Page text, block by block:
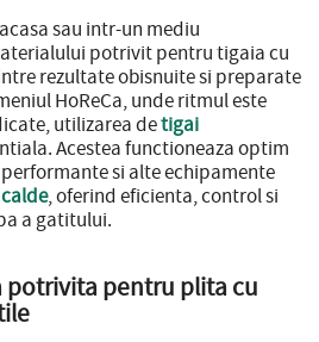
sau intr-un mediu
potrivit pentru tigaia cu
rezultate obisnuite si preparate
HoReCa, unde ritmul este
utilizarea detigai
Acestea functioneaza optim
si alte echipamente
, oferind eficienta, control si
a gatitului.
potrivita pentru plita cu